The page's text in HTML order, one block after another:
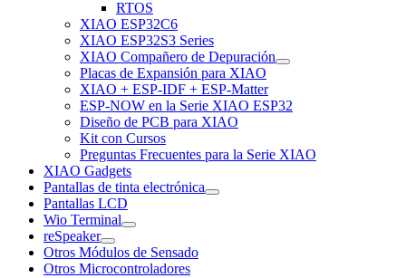
RTOS
XIAO ESP32C6
XIAO ESP32S3 Series
XIAO Compañero de Depuración
Placas de Expansión para XIAO
XIAO + ESP-IDF + ESP-Matter
ESP-NOW en la Serie XIAO ESP32
Diseño de PCB para XIAO
Kit con Cursos
Preguntas Frecuentes para la Serie XIAO
XIAO Gadgets
Pantallas de tinta electrónica
Pantallas LCD
Wio Terminal
reSpeaker
Otros Módulos de Sensado
Otros Microcontroladores